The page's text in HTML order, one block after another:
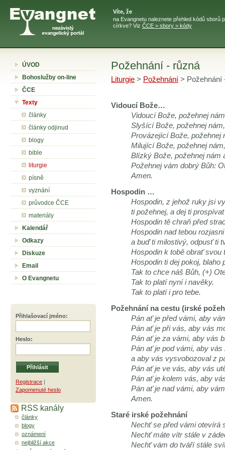
Víte, že
na Evangnetu naleznete přehled kódů sborů
církve? Viz ČCE > sbory > kódy
ÚVOD
Bohoslužby on-line
ČCE
Texty
články
články odjinud
blogy
bible
liturgie
písně
vyznání
průvodce ČCE
materiály
Kalendář
Odkazy
Diskuze
Email
O Evangnetu
Přihlašovací jméno:
Heslo:
Registrace |
Zapomenuté heslo
RSS kanály
články
blogy
oznámení
nejbližší akce
Požehnání - různá
Liturgie > Požehnání > Požehnání
Vidoucí Bože…
Vidoucí Bože, požehnej
Slyšící Bože, požehnej
Provázející Bože, požehnej
Milující Bože, požehnej
Blízký Bože, požehnej nám
Požehnej vám dobrý Bůh:
Amen.
Hospodin …
Hospodin, z jehož ruky jsi
ti požehnej, a dej ti
Hospodin tě chraň před
Hospodin nad tebou
a buď ti milostivý, odpusť ti
Hospodin k tobě obrať svou
Hospodin ti dej pokoj, blaho
Tak to chce náš Bůh, (+)
Tak to platí nyní i navěky.
Tak to platí i pro tebe.
Požehnání na cestu (irské
Pán ať je před vámi, aby
Pán ať je při vás, aby vás
Pán ať je za vámi, aby vás
Pán ať je pod vámi, aby
a aby vás vysvobozoval z
Pán ať je ve vás, aby vás
Pán ať je kolem vás, aby
Pán ať je nad vámi, aby
Amen.
Staré irské požehnání
Nechť se před vámi otevírá
Nechť máte vítr stále v
Nechť vám do tváří stále